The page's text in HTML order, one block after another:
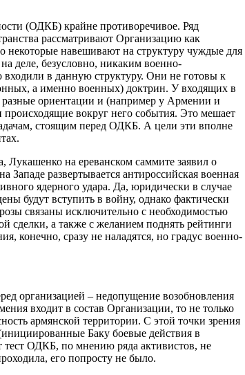
(ОДКБ) крайне противоречивое. Ряд
рассматривают Организацию как
некоторые навешивают на структуру чуждые для
деле, безусловно, никаким военно-
в данную структуру. Они не готовы к
а именно военных) доктрин. У входящих в
ориентации и (например у Армении и
происходящие вокруг него события. Это мешает
стоящим перед ОДКБ. А цели эти вполне
Лукашенко на ереванском саммите заявил о
развертывается антироссийская военная
ядерного удара. Да, юридически в случае
будут вступить в войну, однако фактически
связаны исключительно с необходимостью
сделки, а также с желанием поднять рейтинги
сразу не наладятся, но градус военно-
организацией – недопущение возобновления
входит в состав Организации, то не только
армянской территории. С этой точки зрения
Баку боевые действия в
тест ОДКБ, по мнению ряда активистов, не
его попросту не было.